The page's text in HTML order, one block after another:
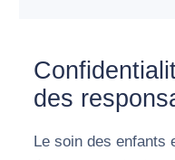
des
Le soin des enfants